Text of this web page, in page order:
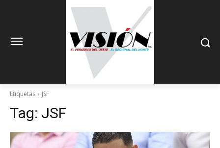
Etiquetas JSF
Tag: JSF